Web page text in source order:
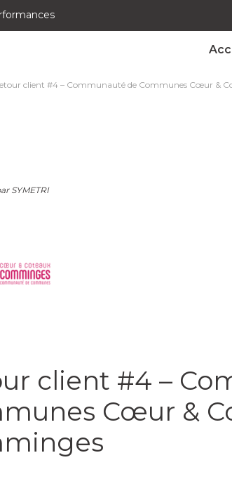
client #4 – Communauté de Communes Cœur &
SYMETRI
client #4 –
Cœur &